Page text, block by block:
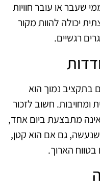
שעבר או עובר חוויות
יכולה להוות מקור
רגשיים.
נמוך הוא
חשוב לזכור
מתבצעת ביום אחד,
גם אם הוא קטן,
בטווח הארוך.